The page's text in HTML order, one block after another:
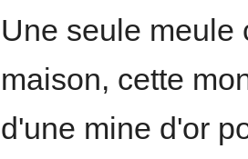
Une seule meule
maison, cette
d'une mine d'or